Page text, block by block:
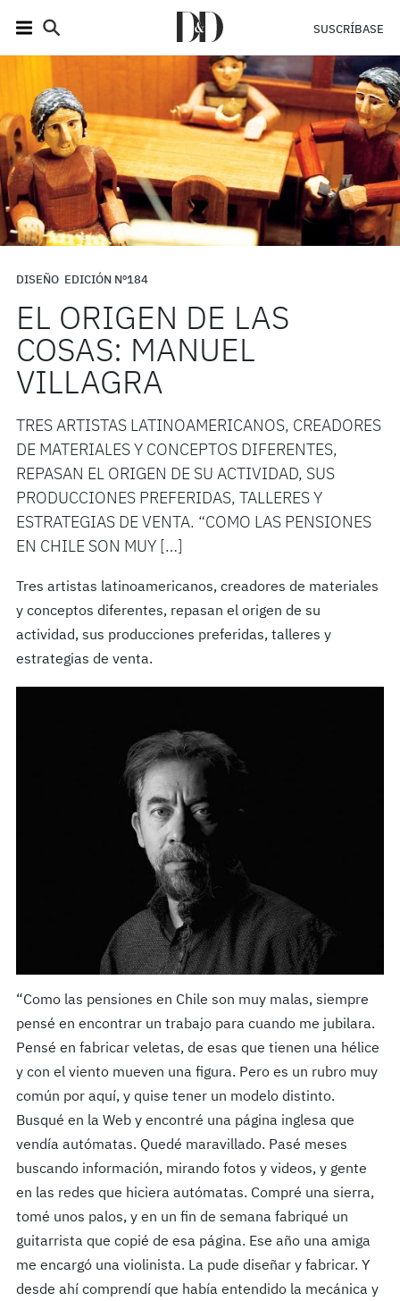
SUSCRÍBASE
DISEÑO EDICIÓN Nº184
EL ORIGEN DE LAS
COSAS: MANUEL
VILLAGRA
TRES ARTISTAS LATINOAMERICANOS, CREADORES
DE MATERIALES Y CONCEPTOS DIFERENTES,
REPASAN EL ORIGEN DE SU ACTIVIDAD, SUS
PRODUCCIONES PREFERIDAS, TALLERES Y
ESTRATEGIAS DE VENTA. “COMO LAS PENSIONES
EN CHILE SON MUY […]
Tres artistas latinoamericanos, creadores de materiales
y conceptos diferentes, repasan el origen de su
actividad, sus producciones preferidas, talleres y
estrategias de venta.
“Como las pensiones en Chile son muy malas, siempre
pensé en encontrar un trabajo para cuando me jubilara.
Pensé en fabricar veletas, de esas que tienen una hélice
y con el viento mueven una figura. Pero es un rubro muy
común por aquí, y quise tener un modelo distinto.
Busqué en la Web y encontré una página inglesa que
vendía autómatas. Quedé maravillado. Pasé meses
buscando información, mirando fotos y videos, y gente
en las redes que hiciera autómatas. Compré una sierra,
tomé unos palos, y en un fin de semana fabriqué un
guitarrista que copié de esa página. Ese año una amiga
me encargó una violinista. La pude diseñar y fabricar. Y
desde ahí comprendí que había entendido la mecánica y